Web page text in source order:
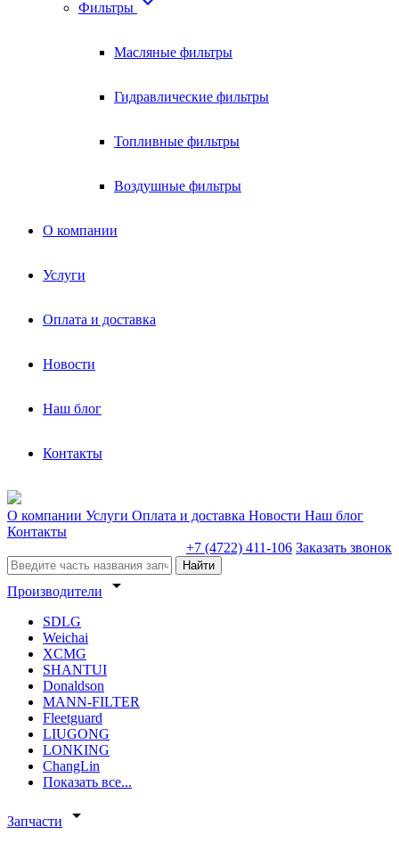
Фильтры
Масляные фильтры
Гидравлические фильтры
Топливные фильтры
Воздушные фильтры
О компании
Услуги
Оплата и доставка
Новости
Наш блог
Контакты
О компании Услуги Оплата и доставка Новости Наш блог
Контакты
+7 (4722) 411-106 Заказать звонок
Найти
Производители arrow_drop_down
SDLG
Weichai
XCMG
SHANTUI
Donaldson
MANN-FILTER
Fleetguard
LIUGONG
LONKING
ChangLin
Показать все...
Запчасти arrow_drop_down